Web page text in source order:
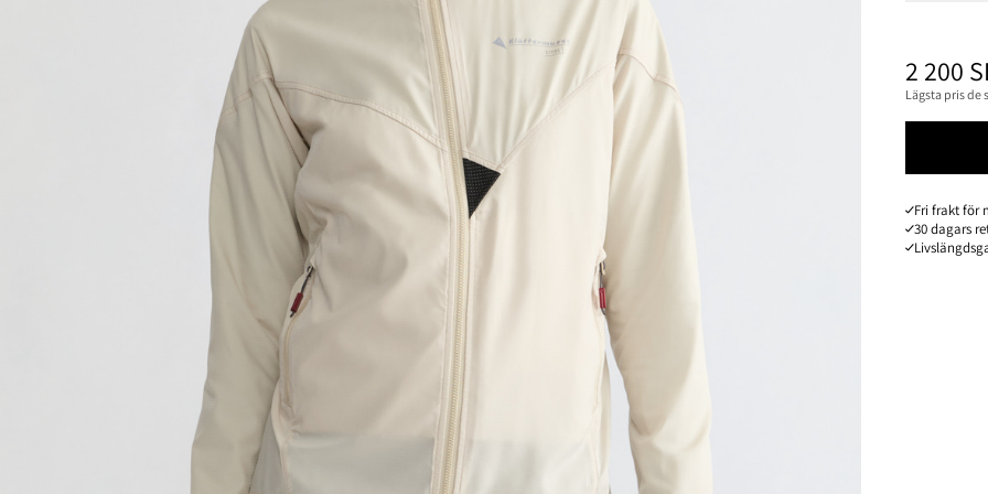
PRIS:
2 200
Lägsta pris de
Fri frakt för
30 dagars